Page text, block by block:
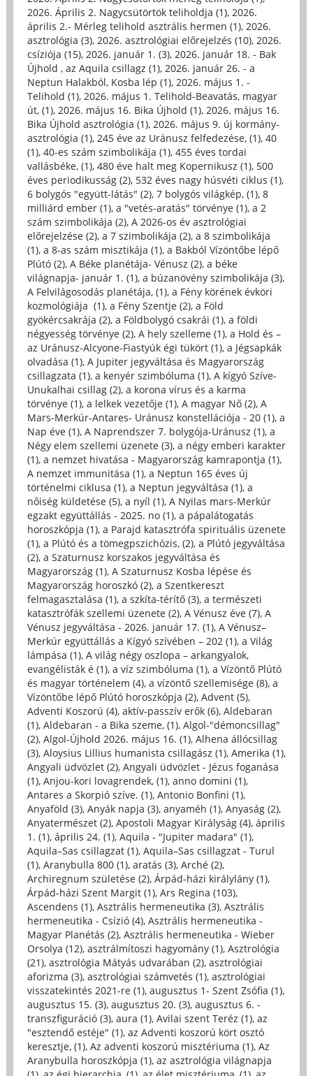
2026. Április 2. Nagycsütörtök teliholdja (1), 2026.
április 2.- Mérleg telihold asztrális hermen (1), 2026.
asztrológia (3), 2026. asztrológiai előrejelzés (10), 2026.
csíziója (15), 2026. január 1. (3), 2026. január 18. - Bak
Újhold , az Aquila csillagz (1), 2026. január 26. - a
Neptun Halakból, Kosba lép (1), 2026. május 1. -
Telihold (1), 2026. május 1. Telihold-Beavatás, magyar
út, (1), 2026. május 16. Bika Újhold (1), 2026. május 16.
Bika Újhold asztrológia (1), 2026. május 9. új kormány-
asztrológia (1), 245 éve az Uránusz felfedezése, (1), 40
(1), 40-es szám szimbolikája (1), 455 éves tordai
vallásbéke, (1), 480 éve halt meg Kopernikusz (1), 500
éves periodikusság (2), 532 éves nagy húsvéti ciklus (1),
6 bolygós "együtt-látás" (2), 7 bolygós világkép, (1), 8
milliárd ember (1), a "vetés-aratás" törvénye (1), a 2
szám szimbolikája (2), A 2026-os év asztrológiai
előrejelzése (2), a 7 szimbolikája (2), a 8 szimbolikája
(1), a 8-as szám misztikája (1), a Bakból Vízöntőbe lépő
Plútó (2), A Béke planétája- Vénusz (2), a béke
világnapja- január 1. (1), a búzanövény szimbolikája (3),
A Felvilágosodás planétája, (1), a Fény körének évköri
kozmológiája (1), a Fény Szentje (2), a Föld
gyökércsakrája (2), a Földbolygó csakrái (1), a földi
négyesség törvénye (2), A hely szelleme (1), a Hold és –
az Uránusz-Alcyone-Fiastyúk égi tükört (1), a Jégsapkák
olvadása (1), A Jupiter jegyváltása és Magyarország
csillagzata (1), a kenyér szimbóluma (1), A kígyó Szíve-
Unukalhai csillag (2), a korona vírus és a karma
törvénye (1), a lelkek vezetője (1), A magyar Nő (2), A
Mars-Merkúr-Antares- Uránusz konstellációja - 20 (1), a
Nap éve (1), A Naprendszer 7. bolygója-Uránusz (1), a
Négy elem szellemi üzenete (3), a négy emberi karakter
(1), a nemzet hivatása - Magyarország kamrapontja (1),
A nemzet immunitása (1), a Neptun 165 éves új
történelmi ciklusa (1), a Neptun jegyváltása (1), a
nőiség küldetése (5), a nyíl (1), A Nyilas mars-Merkúr
egzakt együttállás - 2025. no (1), a pápalátogatás
horoszkópja (1), a Parajd katasztrófa spirituális üzenete
(1), a Plútó és a tömegpszichózis, (2), a Plútó jegyváltása
(2), a Szaturnusz korszakos jegyváltása és
Magyarország (1), A Szaturnusz Kosba lépése és
Magyarország horoszkó (2), a Szentkereszt
felmagasztalása (1), a szkíta-térítő (3), a természeti
katasztrófák szellemi üzenete (2), A Vénusz éve (7), A
Vénusz jegyváltása - 2026. január 17. (1), A Vénusz–
Merkúr együttállás a Kígyó szívében – 202 (1), a Világ
lámpása (1), A világ négy oszlopa – arkangyalok,
evangélisták é (1), a víz szimbóluma (1), a Vízöntő Plútó
és magyar történelem (4), a vízöntő szellemisége (8), a
Vízöntőbe lépő Plútó horoszkópja (2), Advent (5),
Adventi Koszorú (4), aktív-passzív erők (6), Aldebaran
(1), Aldebaran - a Bika szeme, (1), Algol-"démoncsillag"
(2), Algol-Újhold 2026. május 16. (1), Alhena állócsillag
(3), Aloysius Lillius humanista csillagász (1), Amerika (1),
Angyali üdvözlet (2), Angyali üdvözlet - Jézus foganása
(1), Anjou-kori lovagrendek, (1), anno domini (1),
Antares a Skorpió szíve. (1), Antonio Bonfini (1),
Anyaföld (3), Anyák napja (3), anyaméh (1), Anyaság (2),
Anyatermészet (2), Apostoli Magyar Királyság (4), április
1. (1), április 24. (1), Aquila - "Jupiter madara" (1),
Aquila–Sas csillagzat (1), Aquila–Sas csillagzat - Turul
(1), Aranybulla 800 (1), aratás (3), Arché (2),
Archiregnum születése (2), Árpád-házi királylány (1),
Árpád-házi Szent Margit (1), Ars Regina (103),
Ascendens (1), Asztrális hermeneutika (3), Asztrális
hermeneutika - Csízió (4), Asztrális hermeneutika -
Magyar Planétás (2), Asztrális hermeneutika - Wieber
Orsolya (12), asztrálmítoszi hagyomány (1), Asztrológia
(21), asztrológia Mátyás udvarában (2), asztrológiai
aforizma (3), asztrológiai számvetés (1), asztrológiai
visszatekintés 2021-re (1), augusztus 1- Szent Zsófia (1),
augusztus 15. (3), augusztus 20. (3), augusztus 6. -
transzfiguráció (3), aura (1), Avilai szent Teréz (1), az
"esztendő estéje" (1), az Adventi koszorú kört osztó
keresztje, (1), Az adventi koszorú misztériuma (1), Az
Aranybulla horoszkópja (1), az asztrológia világnapja